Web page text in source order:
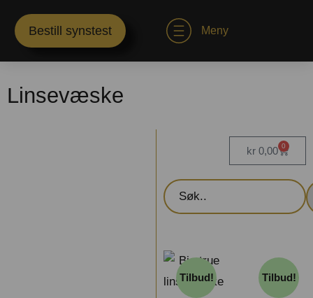
Bestill synstest Meny
Linsevæske
kr 0,00 0
Tilbud! Tilbud!